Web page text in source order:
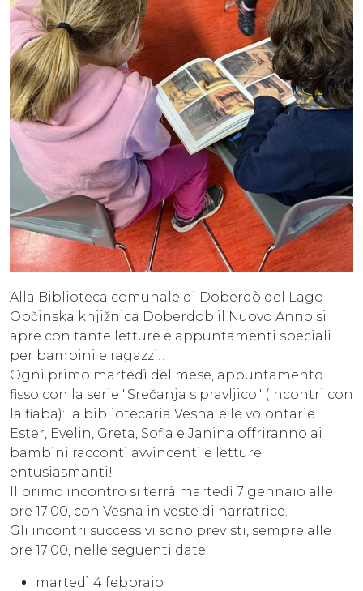
Alla Biblioteca comunale di Doberdò del Lago-
Občinska knjižnica Doberdob il Nuovo Anno si
apre con tante letture e appuntamenti speciali
per bambini e ragazzi!!
Ogni primo martedì del mese, appuntamento
fisso con la serie "Srečanja s pravljico" (Incontri con
la fiaba): la bibliotecaria Vesna e le volontarie
Ester, Evelin, Greta, Sofia e Janina offriranno ai
bambini racconti avvincenti e letture
entusiasmanti!
Il primo incontro si terrà martedì 7 gennaio alle
ore 17:00, con Vesna in veste di narratrice.
Gli incontri successivi sono previsti, sempre alle
ore 17:00, nelle seguenti date:
martedì 4 febbraio